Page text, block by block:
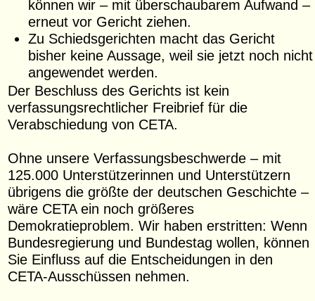
können wir – mit überschaubarem Aufwand –
erneut vor Gericht ziehen.
Zu Schiedsgerichten macht das Gericht
bisher keine Aussage, weil sie jetzt noch nicht
angewendet werden.
Der Beschluss des Gerichts ist kein
verfassungsrechtlicher Freibrief für die
Verabschiedung von CETA.
Ohne unsere Verfassungsbeschwerde – mit
125.000 Unterstützerinnen und Unterstützern
übrigens die größte der deutschen Geschichte –
wäre CETA ein noch größeres
Demokratieproblem. Wir haben erstritten: Wenn
Bundesregierung und Bundestag wollen, können
Sie Einfluss auf die Entscheidungen in den
CETA-Ausschüssen nehmen.